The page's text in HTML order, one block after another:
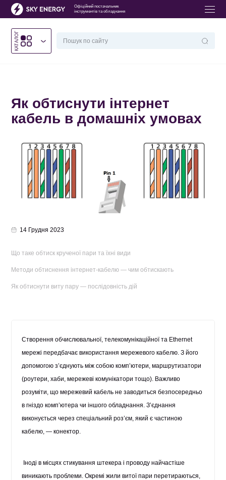
Офіційний постачальник
інструментів та обладнання
КАТАЛОГ
Як обтиснути інтернет
кабель в домашніх умовах
14 Грудня 2023
Що таке обтиск крученої пари та їхні види
Методи обтиснення інтернет-кабелю — чим обтискають
Як обтиснути виту пару — послідовність дій
Створення обчислювальної, телекомунікаційної та Ethernet
мережі передбачає використання мережевого кабелю. З його
допомогою з’єднують між собою комп’ютери, маршрутизатори
(роутери, хаби, мережеві комунікатори тощо). Важливо
розуміти, що мережевий кабель не заводиться безпосередньо
в гніздо комп’ютера чи іншого обладнання. З’єднання
виконується через спеціальний роз’єм, який є частиною
кабелю, — конектор.
Іноді в місцях стикування штекера і проводу найчастіше
виникають проблеми. Окремі жили витої пари перетираються,